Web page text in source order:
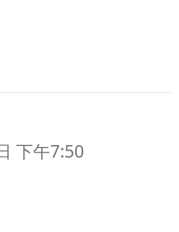
下午7:50